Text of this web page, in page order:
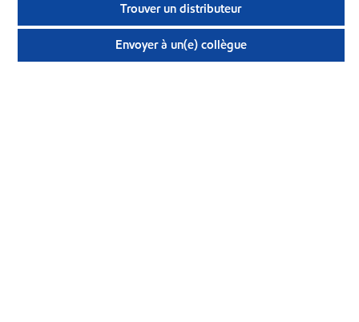
Trouver un distributeur
Envoyer à un(e) collègue